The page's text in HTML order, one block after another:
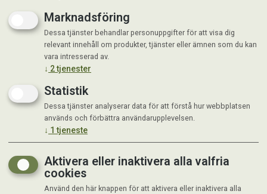
Marknadsföring
Dessa tjänster behandlar personuppgifter för att visa dig
relevant innehåll om produkter, tjänster eller ämnen som du kan
vara intresserad av.
↓ 2tjenester
Statistik
Dessa tjänster analyserar data för att förstå hur webbplatsen
används och förbättra användarupplevelsen.
↓ 1 tjeneste
Aktivera eller inaktivera alla valfria
cookies
Använd den här knappen för att aktivera eller inaktivera alla